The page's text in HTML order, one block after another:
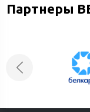
10 июля 2026
Представляем
Партнеры